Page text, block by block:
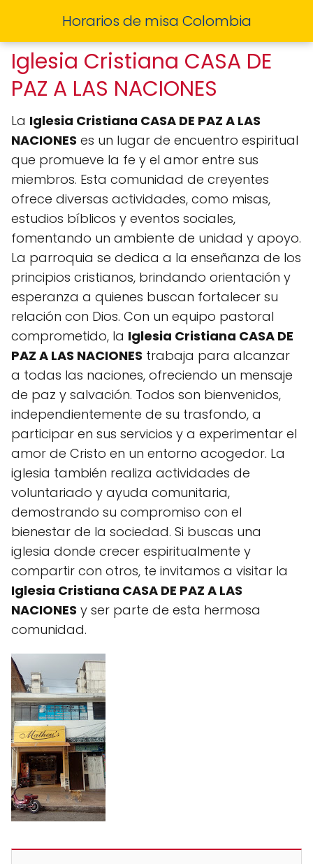
Horarios de misa Colombia
Iglesia Cristiana CASA DE
PAZ A LAS NACIONES
La Iglesia Cristiana CASA DE PAZ A LAS
NACIONES es un lugar de encuentro espiritual
que promueve la fe y el amor entre sus
miembros. Esta comunidad de creyentes
ofrece diversas actividades, como misas,
estudios bíblicos y eventos sociales,
fomentando un ambiente de unidad y apoyo.
La parroquia se dedica a la enseñanza de los
principios cristianos, brindando orientación y
esperanza a quienes buscan fortalecer su
relación con Dios. Con un equipo pastoral
comprometido, la Iglesia Cristiana CASA DE
PAZ A LAS NACIONES trabaja para alcanzar
a todas las naciones, ofreciendo un mensaje
de paz y salvación. Todos son bienvenidos,
independientemente de su trasfondo, a
participar en sus servicios y a experimentar el
amor de Cristo en un entorno acogedor. La
iglesia también realiza actividades de
voluntariado y ayuda comunitaria,
demostrando su compromiso con el
bienestar de la sociedad. Si buscas una
iglesia donde crecer espiritualmente y
compartir con otros, te invitamos a visitar la
Iglesia Cristiana CASA DE PAZ A LAS
NACIONES y ser parte de esta hermosa
comunidad.